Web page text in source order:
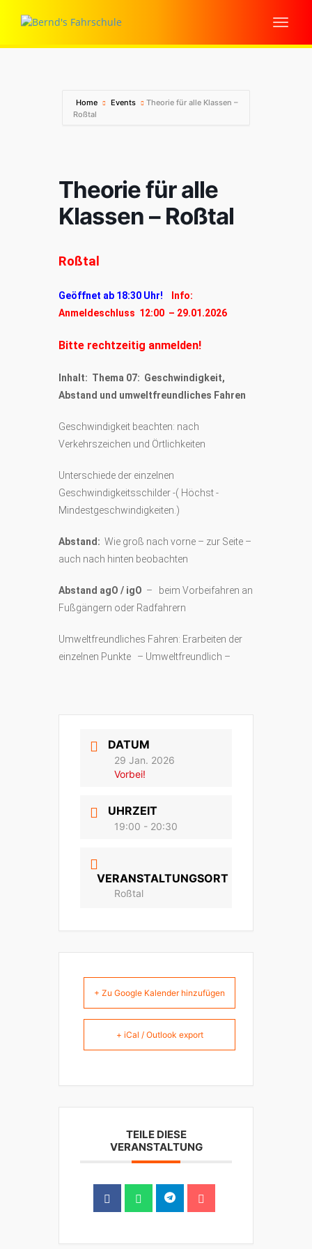
Home Events
Theorie für alle Klassen –
Roßtal
Theorie für alle
Klassen – Roßtal
Roßtal
Geöffnet ab 18:30 Uhr!
Info:
Anmeldeschluss 12:00 – 29.01.2026
Bitte rechtzeitig anmelden!
Inhalt: Thema 07: Geschwindigkeit,
Abstand und umweltfreundliches Fahren
Geschwindigkeit beachten: nach
Verkehrszeichen und Örtlichkeiten
Unterschiede der einzelnen
Geschwindigkeitsschilder -( Höchst -
Mindestgeschwindigkeiten.)
Abstand: Wie groß nach vorne – zur Seite –
auch nach hinten beobachten
Abstand agO / igO – beim Vorbeifahren an
Fußgängern oder Radfahrern
Umweltfreundliches Fahren: Erarbeiten der
einzelnen Punkte – Umweltfreundlich –
DATUM
29 Jan. 2026
Vorbei!
UHRZEIT
19:00 - 20:30
VERANSTALTUNGSORT
Roßtal
+ Zu Google Kalender hinzufügen
+ iCal / Outlook export
TEILE DIESE
VERANSTALTUNG